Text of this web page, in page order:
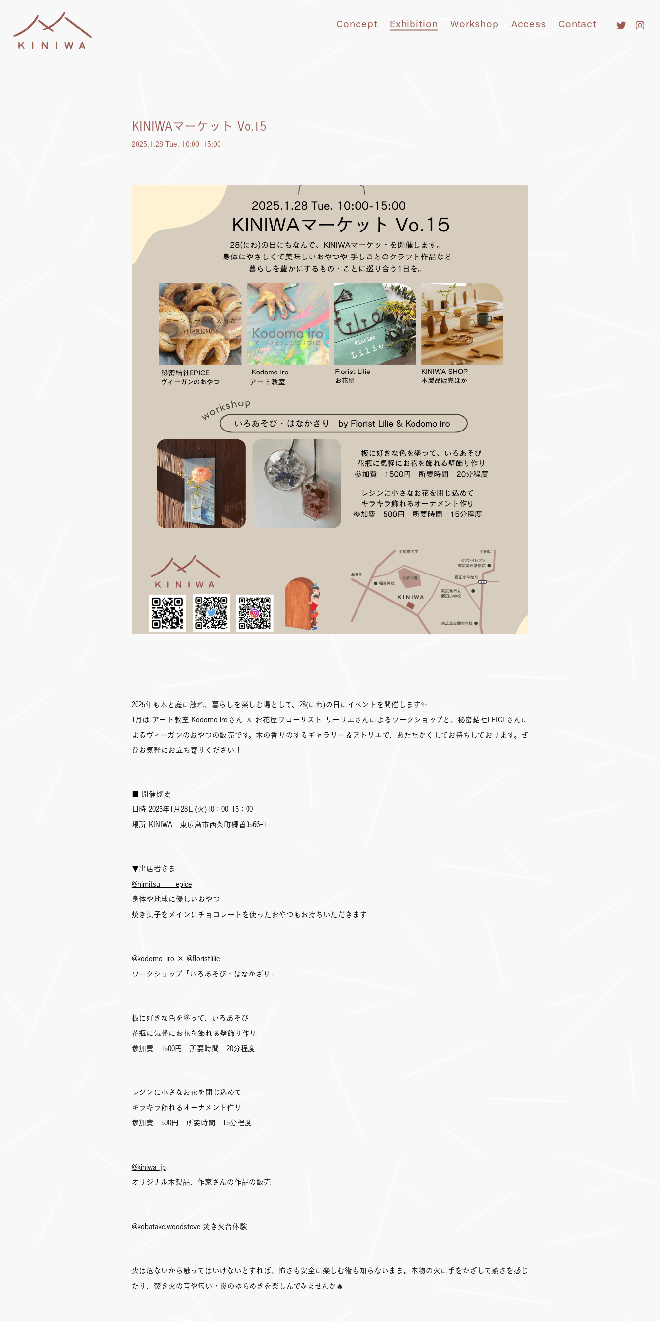
Concept Exhibition Workshop Access Contact
KINIWAマーケット Vo.15
2025.1.28 Tue. 10:00-15:00
2025年も木と庭に触れ、暮らしを楽しむ場として、28(にわ)の日にイベントを開催します✨
1月は アート教室 Kodomo iroさん × お花屋フローリスト リーリエさんによるワークショップと、秘密結社EPICEさんに
よるヴィーガンのおやつの販売です。木の香りのするギャラリー＆アトリエで、あたたかくしてお待ちしております。ぜ
ひお気軽にお立ち寄りください！
■ 開催概要
日時 2025年1月28日(火)10：00-15：00
場所 KINIWA 東広島市西条町郷曽3566-1
▼出店者さま
@himitsu____epice
身体や地球に優しいおやつ
焼き菓子をメインにチョコレートを使ったおやつもお持ちいただきます
@kodomo_iro × @floristlilie
ワークショップ「いろあそび・はなかざり」
板に好きな色を塗って、いろあそび
花瓶に気軽にお花を飾れる壁飾り作り
参加費 1500円 所要時間 20分程度
レジンに小さなお花を閉じ込めて
キラキラ飾れるオーナメント作り
参加費 500円 所要時間 15分程度
@kiniwa_jp
オリジナル木製品、作家さんの作品の販売
@kobatake.woodstove焚き火台体験
火は危ないから触ってはいけないとすれば、怖さも安全に楽しむ術も知らないまま。本物の火に手をかざして熱さを感じ
たり、焚き火の音や匂い・炎のゆらめきを楽しんでみませんか🔥